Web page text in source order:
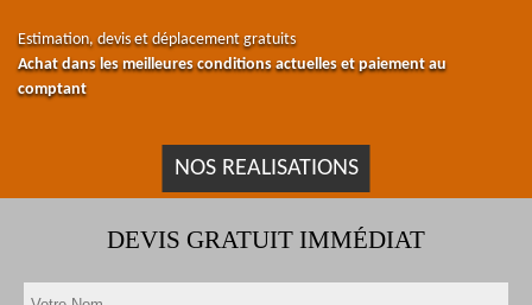
Estimation, devis et déplacement gratuits
Achat dans les meilleures conditions actuelles et paiement au
comptant
NOS REALISATIONS
DEVIS GRATUIT IMMÉDIAT